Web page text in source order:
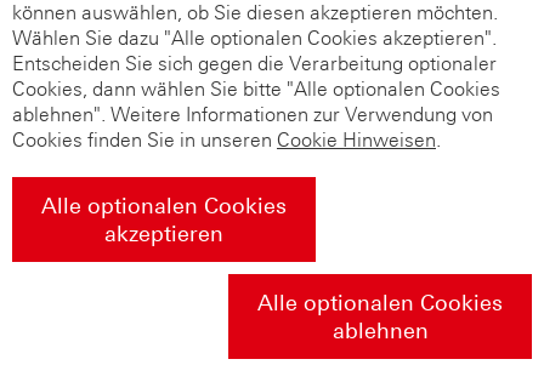
können auswählen, ob Sie diesen akzeptieren möchten.
Wählen Sie dazu "Alle optionalen Cookies akzeptieren".
Entscheiden Sie sich gegen die Verarbeitung optionaler
Cookies, dann wählen Sie bitte "Alle optionalen Cookies
ablehnen". Weitere Informationen zur Verwendung von
Cookies finden Sie in unseren Cookie Hinweisen.
Alle optionalen Cookies
akzeptieren
Alle optionalen Cookies
ablehnen